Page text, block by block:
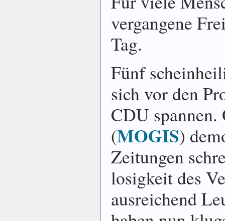
vergangene
Tag.
Fünf
sich vor den
CDU
(MOGIS)
Zei­tun­gen
losig­keit des
aus­reichend